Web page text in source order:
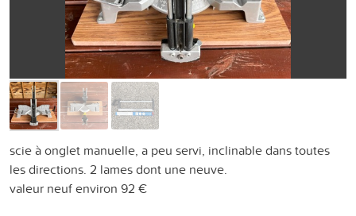
scie à onglet manuelle, a peu servi, inclinable dans toutes
les directions. 2 lames dont une neuve.
valeur neuf environ 92 €